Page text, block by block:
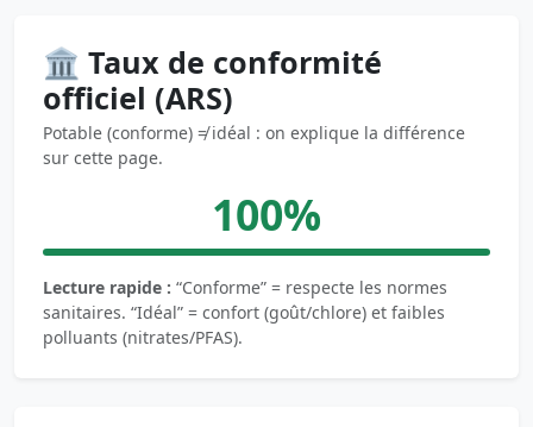
🏛️ Taux de conformité
officiel (ARS)
Potable (conforme) ≠ idéal : on explique la différence
sur cette page.
100%
Lecture rapide : “Conforme” = respecte les normes
sanitaires. “Idéal” = confort (goût/chlore) et faibles
polluants (nitrates/PFAS).